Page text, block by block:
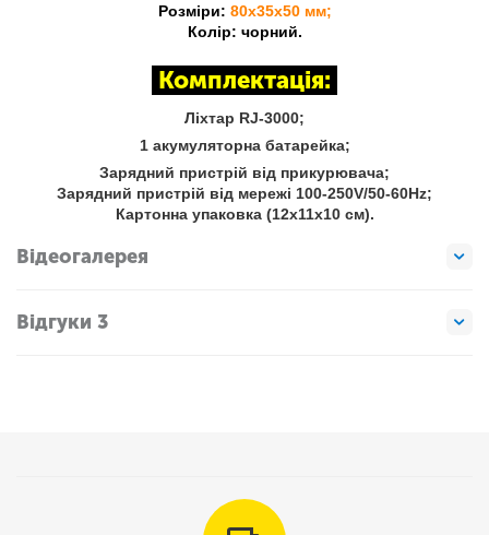
Розміри: 80x35x50 мм;
Колір: чорний.
Комплектація:
Ліхтар RJ-3000;
1 акумуляторна батарейка;
Зарядний пристрій від прикурювача;
Зарядний пристрій від мережі 100-250V/50-60Hz;
Картонна упаковка (12x11x10 см).
Відеогалерея
Відгуки 3